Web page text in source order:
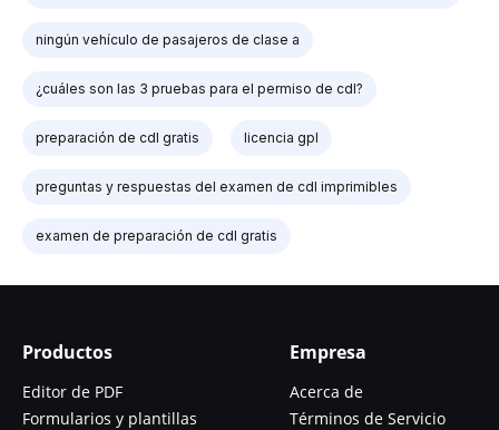
ningún vehículo de pasajeros de clase a
¿cuáles son las 3 pruebas para el permiso de cdl?
preparación de cdl gratis licencia gpl
preguntas y respuestas del examen de cdl imprimibles
examen de preparación de cdl gratis
Productos
Editor de PDF
Formularios y plantillas
Empresa
Acerca de
Términos de Servicio